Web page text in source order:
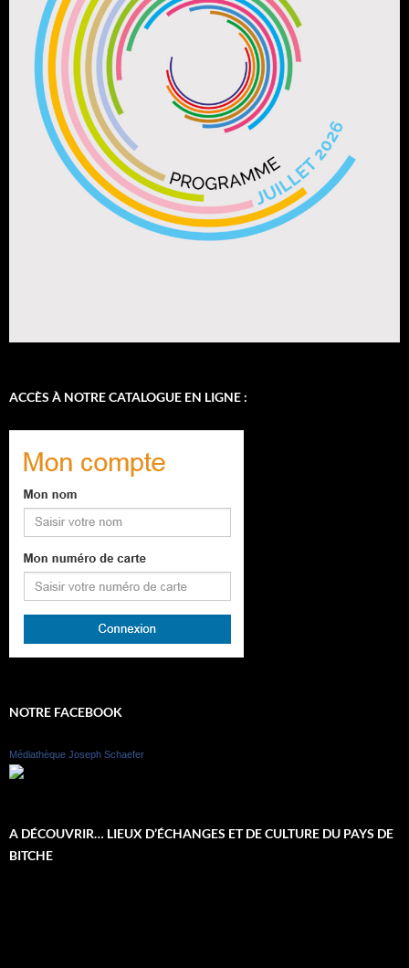
ACCÈS À NOTRE CATALOGUE EN LIGNE :
NOTRE FACEBOOK
Médiathèque Joseph Schaefer
A DÉCOUVRIR… LIEUX D’ÉCHANGES ET DE CULTURE DU PAYS DE
BITCHE